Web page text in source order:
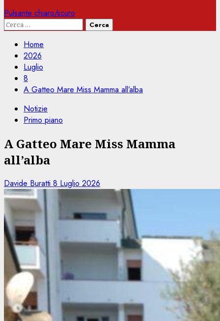
Pulsante chiaro/scuro
Ricerca
Home
2026
Luglio
8
A Gatteo Mare Miss Mamma all’alba
Notizie
Primo piano
A Gatteo Mare Miss Mamma
all’alba
Davide Buratti 8 Luglio 2026